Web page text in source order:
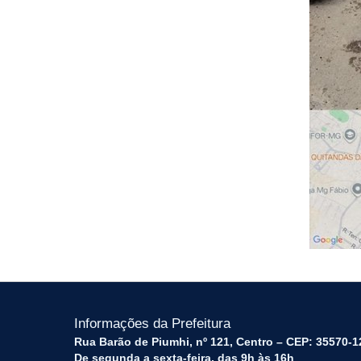
Informações da Prefeitura
Rua Barão de Piumhi, nº 121, Centro – CEP: 35570-
De segunda a sexta-feira, das 9h às 16h